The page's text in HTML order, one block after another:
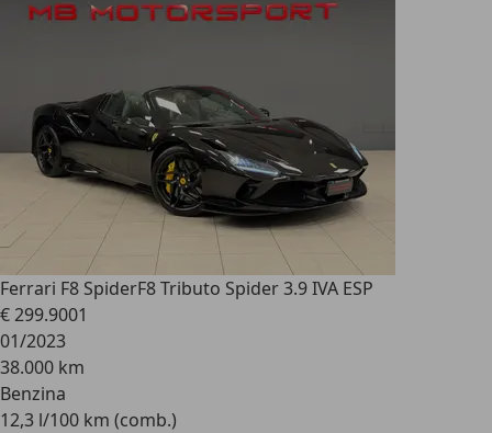
Ferrari F8 SpiderF8 Tributo Spider 3.9 IVA ESP
€ 299.9001
01/2023
38.000 km
Benzina
12,3 l/100 km (comb.)